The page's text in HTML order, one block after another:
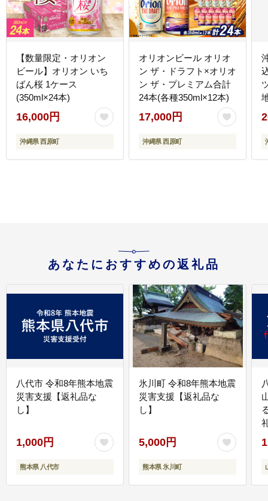
【数量限定・オリオン
ビール】オリオン いち
ばん桜 1ケース
(350ml×24本)
16,000円
沖縄県 西原町
オリオンビール オリオ
ン ザ・ドラフト×オリオ
ン ザ・プレミアム合計
24本(各種350ml×12本)
17,000円
沖縄県 西原町
あなたにおすすめの返礼品
八代市 令和8年熊本地震
災害支援【返礼品な
し】
1,000円
熊本県 八代市
氷川町 令和8年熊本地震
災害支援【返礼品な
し】
5,000円
熊本県 氷川町